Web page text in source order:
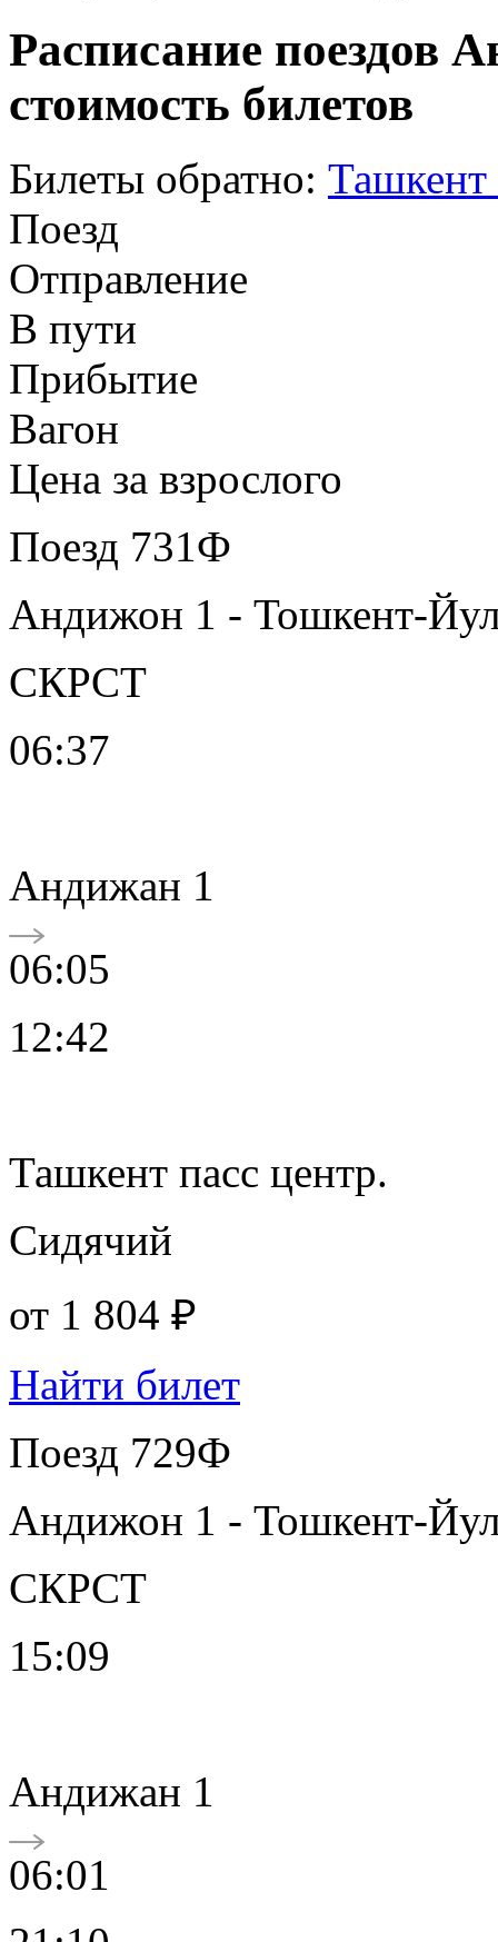
Расписание поездов
стоимость билетов
Билеты обратно:
Поезд
Отправление
В пути
Прибытие
Вагон
Цена за взрослого
Поезд 731Ф
Андижон 1 - Тошкент-
СКРСТ
06:37
Андижан 1
06:05
12:42
Ташкент пасс центр.
Сидячий
от 1 804 ₽
Найти билет
Поезд 729Ф
Андижон 1 - Тошкент-
СКРСТ
15:09
Андижан 1
06:01